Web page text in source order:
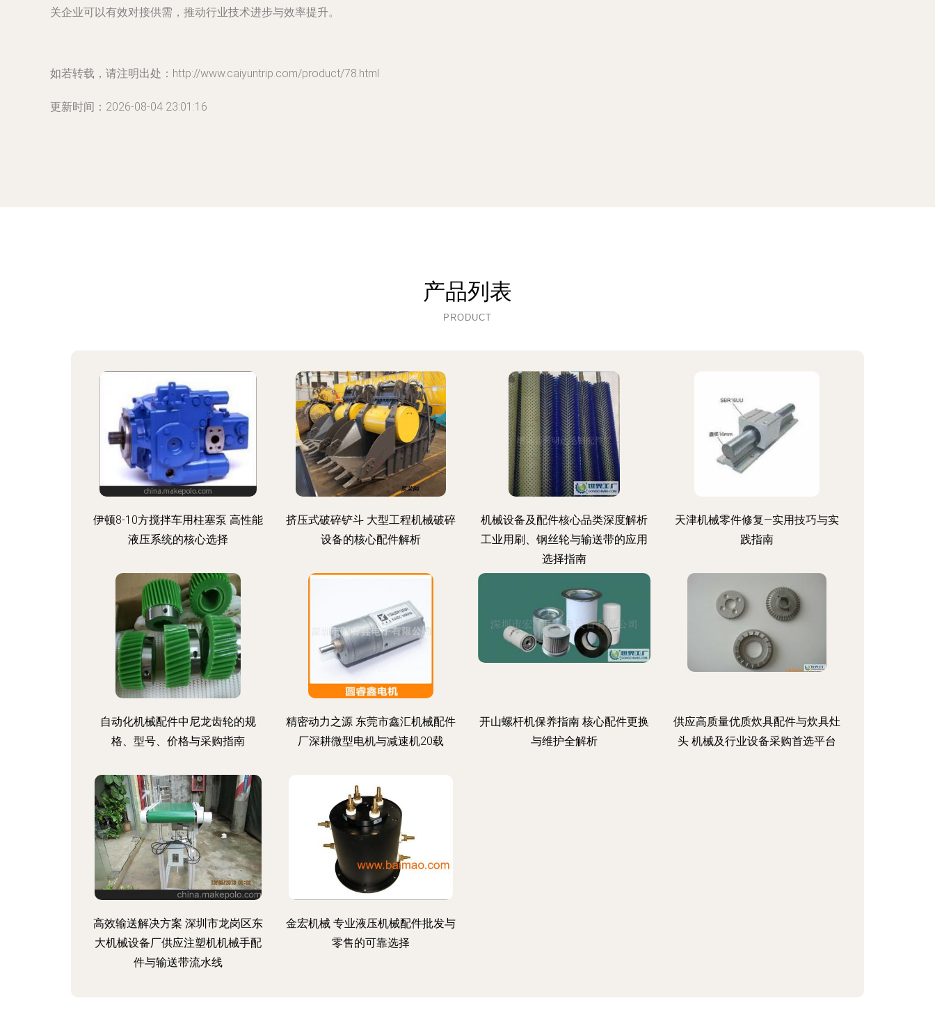
关企业可以有效对接供需，推动行业技术进步与效率提升。
如若转载，请注明出处：http://www.caiyuntrip.com/product/78.html
更新时间：2026-08-04 23:01:16
产品列表
PRODUCT
伊顿8-10方搅拌车用柱塞泵 高性能
液压系统的核心选择
挤压式破碎铲斗 大型工程机械破碎
设备的核心配件解析
机械设备及配件核心品类深度解析
工业用刷、钢丝轮与输送带的应用
选择指南
天津机械零件修复—实用技巧与实
践指南
自动化机械配件中尼龙齿轮的规
格、型号、价格与采购指南
精密动力之源 东莞市鑫汇机械配件
厂深耕微型电机与减速机20载
开山螺杆机保养指南 核心配件更换
与维护全解析
供应高质量优质炊具配件与炊具灶
头 机械及行业设备采购首选平台
高效输送解决方案 深圳市龙岗区东
大机械设备厂供应注塑机机械手配
件与输送带流水线
金宏机械 专业液压机械配件批发与
零售的可靠选择